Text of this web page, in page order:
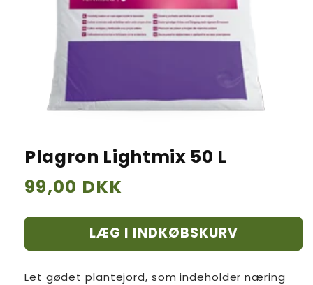
Plagron Lightmix 50 L
Normalpris
99,00 DKK
LÆG I INDKØBSKURV
Let gødet plantejord, som indeholder næring